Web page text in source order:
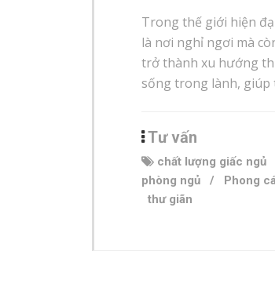
Trong thế giới hiện
là nơi nghỉ ngơi mà
trở thành xu hướng
sống trong lành, giúp
Tư vấn
chất lượng giấc ngủ
phòng ngủ / Phong
thư giãn